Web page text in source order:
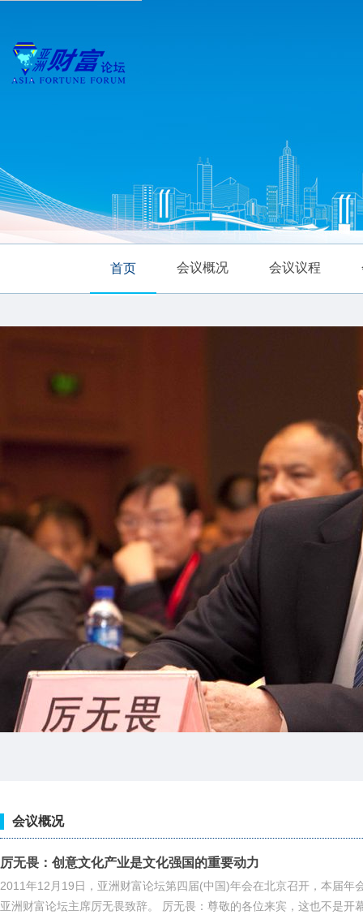
首页 会议概况 会议议程
会议概况
厉无畏：创意文化产业是文化强国的重要动力
2011年12月19日，亚洲财富论坛第四届(中国)年会在北京召开，本届年
亚洲财富论坛主席厉无畏致辞。 厉无畏：尊敬的各位来宾，这也不是